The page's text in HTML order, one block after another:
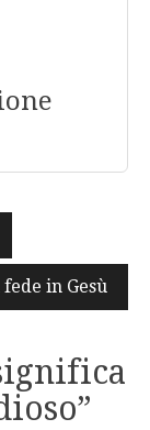
in Gesù
”